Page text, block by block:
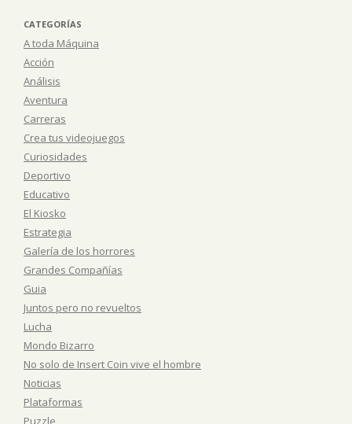
CATEGORÍAS
A toda Máquina
Acción
Análisis
Aventura
Carreras
Crea tus videojuegos
Curiosidades
Deportivo
Educativo
El Kiosko
Estrategia
Galería de los horrores
Grandes Compañías
Guia
Juntos pero no revueltos
Lucha
Mondo Bizarro
No solo de Insert Coin vive el hombre
Noticias
Plataformas
Puzzle